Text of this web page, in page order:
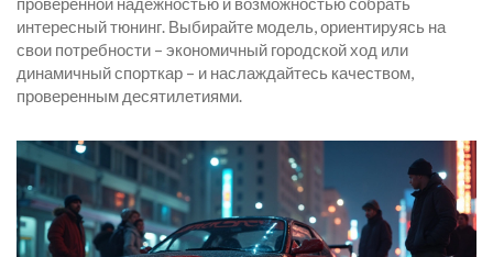
интересный тюнинг. Выбирайте модель, ориентируясь на
свои потребности – экономичный городской ход или
динамичный спорткар – и наслаждайтесь качеством,
проверенным десятилетиями.